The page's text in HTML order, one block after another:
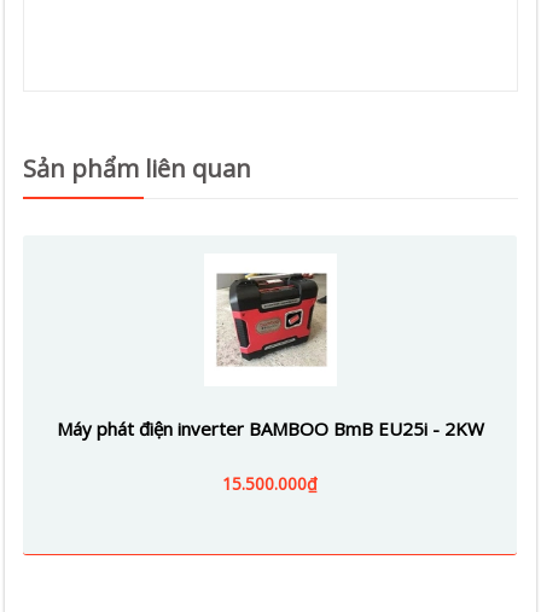
Sản phẩm liên quan
Máy phát điện inverter BAMBOO BmB EU25i - 2KW
15.500.000₫